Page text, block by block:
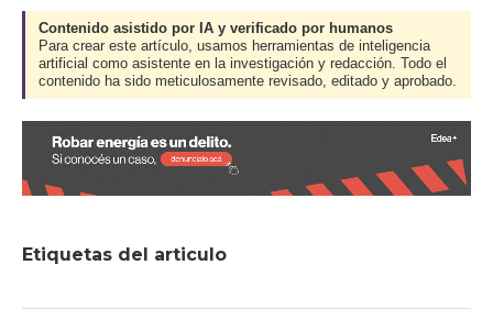
Contenido asistido por IA y verificado por humanos
Para crear este artículo, usamos herramientas de inteligencia
artificial como asistente en la investigación y redacción. Todo el
contenido ha sido meticulosamente revisado, editado y aprobado.
Etiquetas del articulo